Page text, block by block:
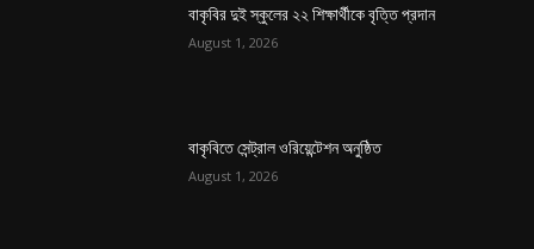
বাকৃবির দুই স্কুলের ২২ শিক্ষার্থীকে বৃত্তি প্রদান
August 1, 2026
বাকৃবিতে সেন্ট্রাল ওরিয়েন্টেশন অনুষ্ঠিত
August 1, 2026